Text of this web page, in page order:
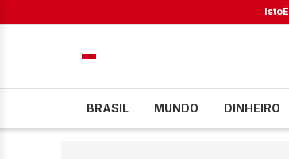
IstoÉ
BRASIL MUNDO DINHEIRO